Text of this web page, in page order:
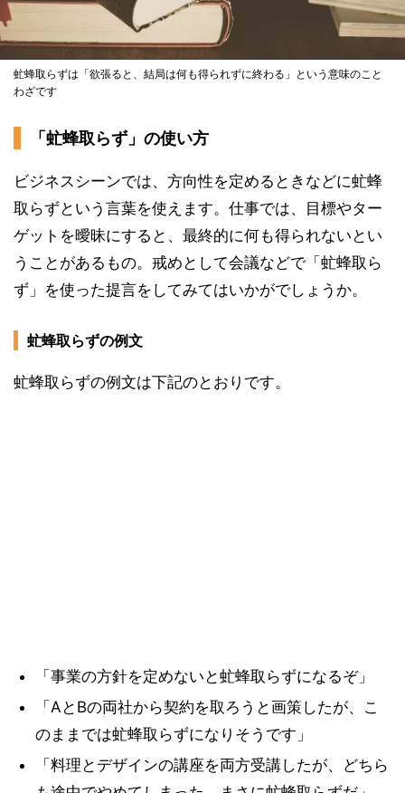
虻蜂取らずは「欲張ると、結局は何も得られずに終わる」という意味のこと
わざです
「虻蜂取らず」の使い方
ビジネスシーンでは、方向性を定めるときなどに虻蜂
取らずという言葉を使えます。仕事では、目標やター
ゲットを曖昧にすると、最終的に何も得られないとい
うことがあるもの。戒めとして会議などで「虻蜂取ら
ず」を使った提言をしてみてはいかがでしょうか。
虻蜂取らずの例文
虻蜂取らずの例文は下記のとおりです。
「事業の方針を定めないと虻蜂取らずになるぞ」
「AとBの両社から契約を取ろうと画策したが、こ
のままでは虻蜂取らずになりそうです」
「料理とデザインの講座を両方受講したが、どちら